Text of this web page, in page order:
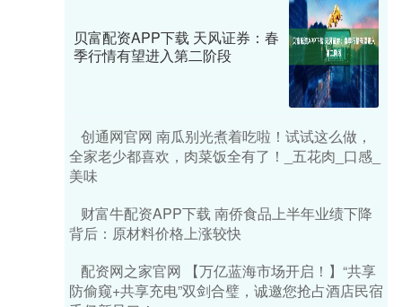
贝富配资APP下载 天风证券：春
季行情有望进入第二阶段
创通网官网 南瓜别光煮着吃啦！试试这么做，
全家老少都喜欢，肉菜饭全有了！_五花肉_口感_
美味
财富牛配资APP下载 南侨食品上半年业绩下降
背后：原材料价格上涨较快
配资网之家官网 【万亿蓝海市场开启！】“共享
防偷窥+共享充电”双剑合璧，诚邀您抢占酒店民宿